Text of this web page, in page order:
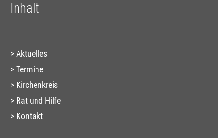
Inhalt
Aktuelles
Termine
Kirchenkreis
Rat und Hilfe
Kontakt